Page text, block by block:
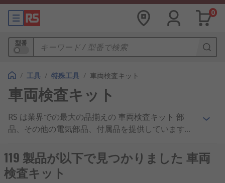
0
型番
/ 工具 / 特殊工具 / 車両検査キット
車両検査キット
RS は業界での最大の品揃えの 車両検査キット 部
品、その他の電気部品、付属品を提供しています。
品、優れたカスタマーサービスで、車両検査キッ
ト、板金工具 および タイヤバルブ工具 製品の企業
へのサプライヤとして、当社は広く世界で知られて
119 製品が以下で見つかりました 車両
検査キット